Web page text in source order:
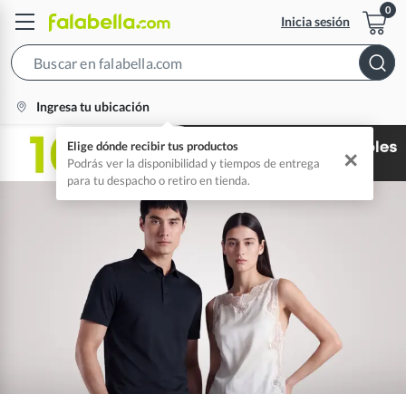
Inicia sesión
location-
Ingresa tu ubicación
Elige dónde recibir tus productos
Podrás ver la disponibilidad y tiempos de entrega
para tu despacho o retiro en tienda.
✕